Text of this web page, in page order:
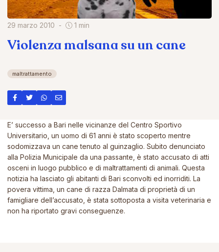
29 marzo 2010 1 min
Violenza malsana su un cane
maltrattamento
E’ successo a Bari nelle vicinanze del Centro Sportivo
Universitario, un uomo di 61 anni è stato scoperto mentre
sodomizzava un cane tenuto al guinzaglio. Subito denunciato
alla Polizia Municipale da una passante, è stato accusato di atti
osceni in luogo pubblico e di maltrattamenti di animali. Questa
notizia ha lasciato gli abitanti di Bari sconvolti ed inorriditi. La
povera vittima, un cane di razza Dalmata di proprietà di un
famigliare dell’accusato, è stata sottoposta a visita veterinaria e
non ha riportato gravi conseguenze.